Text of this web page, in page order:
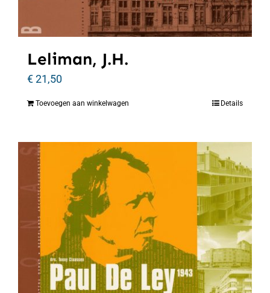
Leliman, J.H.
€21,50
Toevoegen aan winkelwagen Details